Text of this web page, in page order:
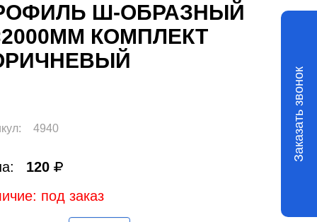
Ш-ОБРАЗНЫЙ
КОМПЛЕКТ
4940
120
под заказ
Заказать звонок